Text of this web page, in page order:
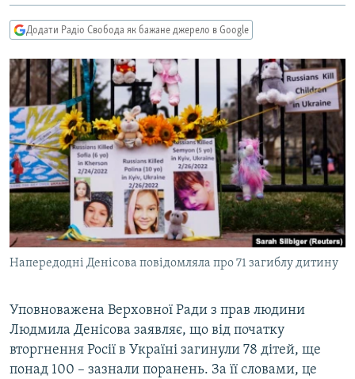
Перейти
до
КУЛЬТУРА
СПОРТ
УКРАЇНА
СВІТ
КРИМ.РЕАЛІЇ
ТИ ЯК?
СХЕМИ
КИТАЙ.ВИКЛИКИ
МУЛЬТИМЕДІА
ФОТО
СПЕЦПРОЄКТИ
ПОДКАСТИ
РУС
УКР
КТАТ
Додати Радіо Свобода як бажане джерело в Google
Напередодні Денісова повідомляла про 71 загиблу дитину
Уповноважена Верховної Ради з прав людини
Людмила Денісова заявляє, що від початку
вторгнення Росії в Україні загинули 78 дітей, ще
понад 100 – зазнали поранень. За її словами, це